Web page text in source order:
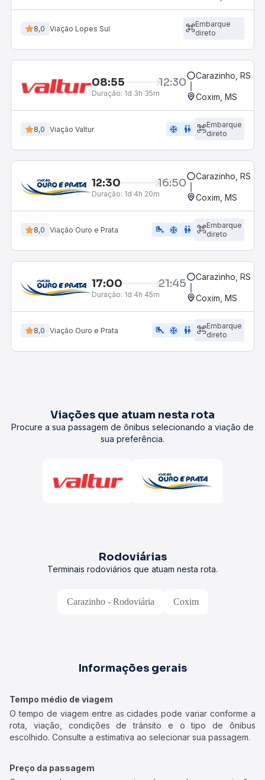
8,0 Viação Lopes Sul
Embarque
direto
08:55 12:30
Duração: 1d 3h 35m
Carazinho, RS -
Coxim, MS
8,0 Viação Valtur ac_unit wc
Embarque
direto
12:30 16:50
Duração: 1d 4h 20m
Carazinho, RS -
Coxim, MS
8,0 Viação Ouro e Prata airline_seat_legroom_extra ac_unit WC
Embarque
direto
17:00 21:45
Duração: 1d 4h 45m
Carazinho, RS -
Coxim, MS
8,0 Viação Ouro e Prata airline_seat_legroom_extra ac_unit WC
Embarque
direto
Viações que atuam nesta rota
Procure a sua passagem de ônibus selecionando a viação de
sua preferência.
Rodoviárias
Terminais rodoviários que atuam nesta rota.
Carazinho - Rodoviária Coxim
Informações gerais
Tempo médio de viagem
O tempo de viagem entre as cidades pode variar conforme a
rota, viação, condições de trânsito e o tipo de ônibus
escolhido. Consulte a estimativa ao selecionar sua passagem.
Preço da passagem